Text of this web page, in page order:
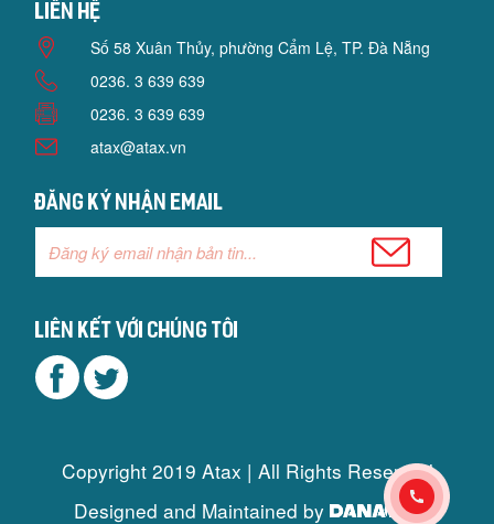
Liên hệ
Số 58 Xuân Thủy, phường Cẩm Lệ, TP. Đà Nẵng
0236. 3 639 639
0236. 3 639 639
atax@atax.vn
Đăng ký nhận email
Liên kết với chúng tôi
Copyright 2019 Atax | All Rights Reserved
Designed and Maintained by